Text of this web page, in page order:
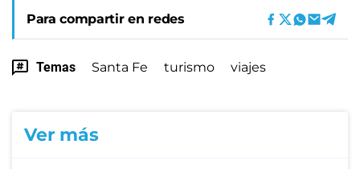
Para compartir en redes
Temas Santa Fe turismo viajes
Ver más